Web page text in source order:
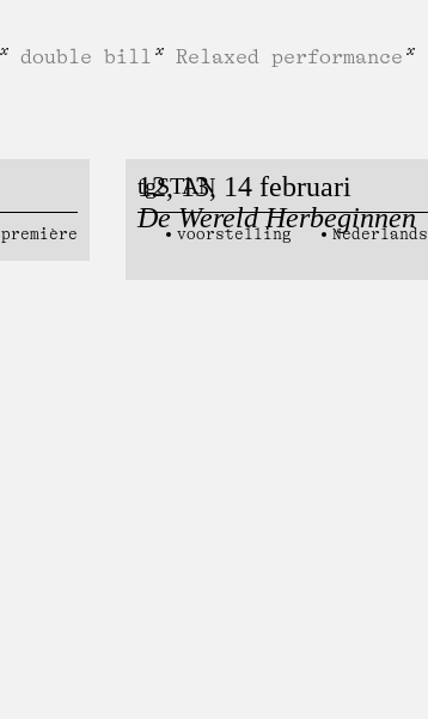
double bill Relaxed performance
première
12, 13, 14 februari
De Wereld Herbeginnen
tgSTAN
voorstelling Nederlands